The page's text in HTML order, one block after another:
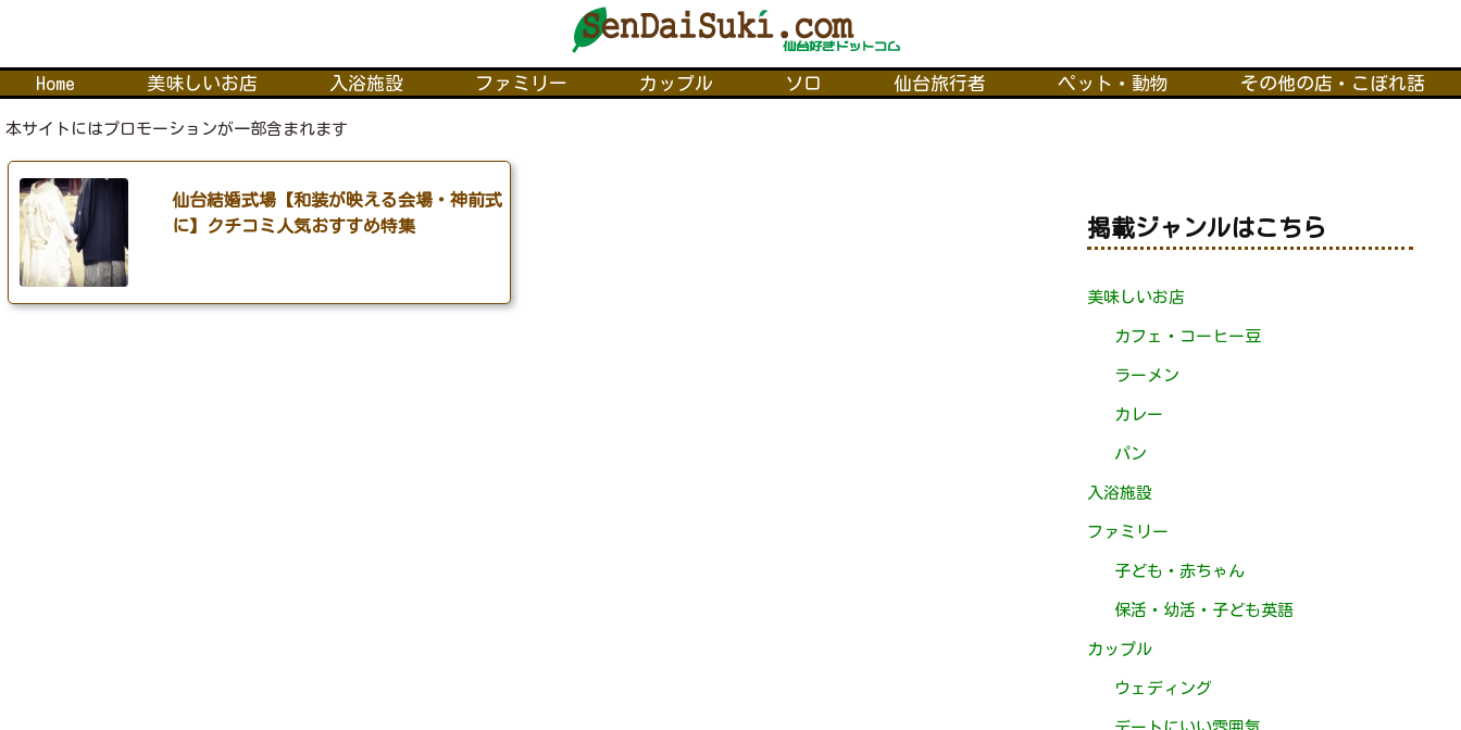
Home 美味しいお店 入浴施設 ファミリー カップル ソロ 仙台旅行者 ペット・動物 その他の店・こぼれ話
本サイトにはプロモーションが一部含まれます
仙台結婚式場【和装が映える会場・神前式
に】クチコミ人気おすすめ特集
掲載ジャンルはこちら
美味しいお店
カフェ・コーヒー豆
ラーメン
カレー
パン
入浴施設
ファミリー
子ども・赤ちゃん
保活・幼活・子ども英語
カップル
ウェディング